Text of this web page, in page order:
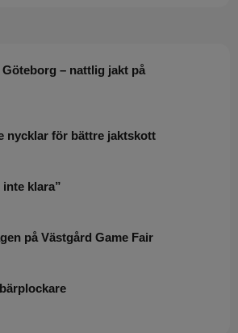
– nattlig jakt på
nycklar för bättre jaktskott
inte klara”
på Västgård Game Fair